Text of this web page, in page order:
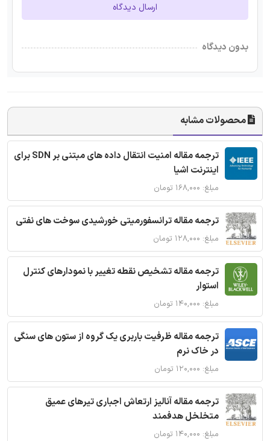
ارسال دیدگاه
بدون دیدگاه
محصولات مشابه
ترجمه مقاله امنیت انتقال داده های مبتنی بر SDN برای
اینترنت اشیا
مبلغ: ۱۶۸,۰۰۰ تومان
ترجمه مقاله ترانسفورمیتی خورشیدی سوخت های نفتی
مبلغ: ۱۲۸,۰۰۰ تومان
ترجمه مقاله تشخیص نقطه تغییر با نمودارهای کنترل
استوار
مبلغ: ۱۴۰,۰۰۰ تومان
ترجمه مقاله ظرفیت باربری یک گروه از ستون های سنگی
در خاک نرم
مبلغ: ۱۲۰,۰۰۰ تومان
ترجمه مقاله آنالیز ارتعاش اجباری تیرهای عمیق
متخلخل هدفمند
مبلغ: ۱۴۰,۰۰۰ تومان